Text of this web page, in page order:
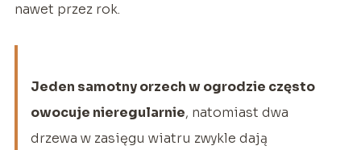
nawet przez rok.
Jeden samotny orzech w ogrodzie często
owocuje nieregularnie, natomiast dwa
drzewa w zasięgu wiatru zwykle dają